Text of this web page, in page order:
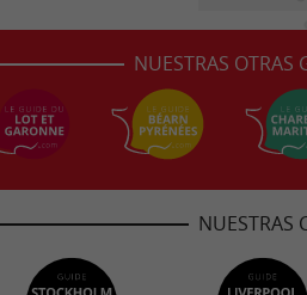
NUESTRAS OTRAS
NUESTRAS